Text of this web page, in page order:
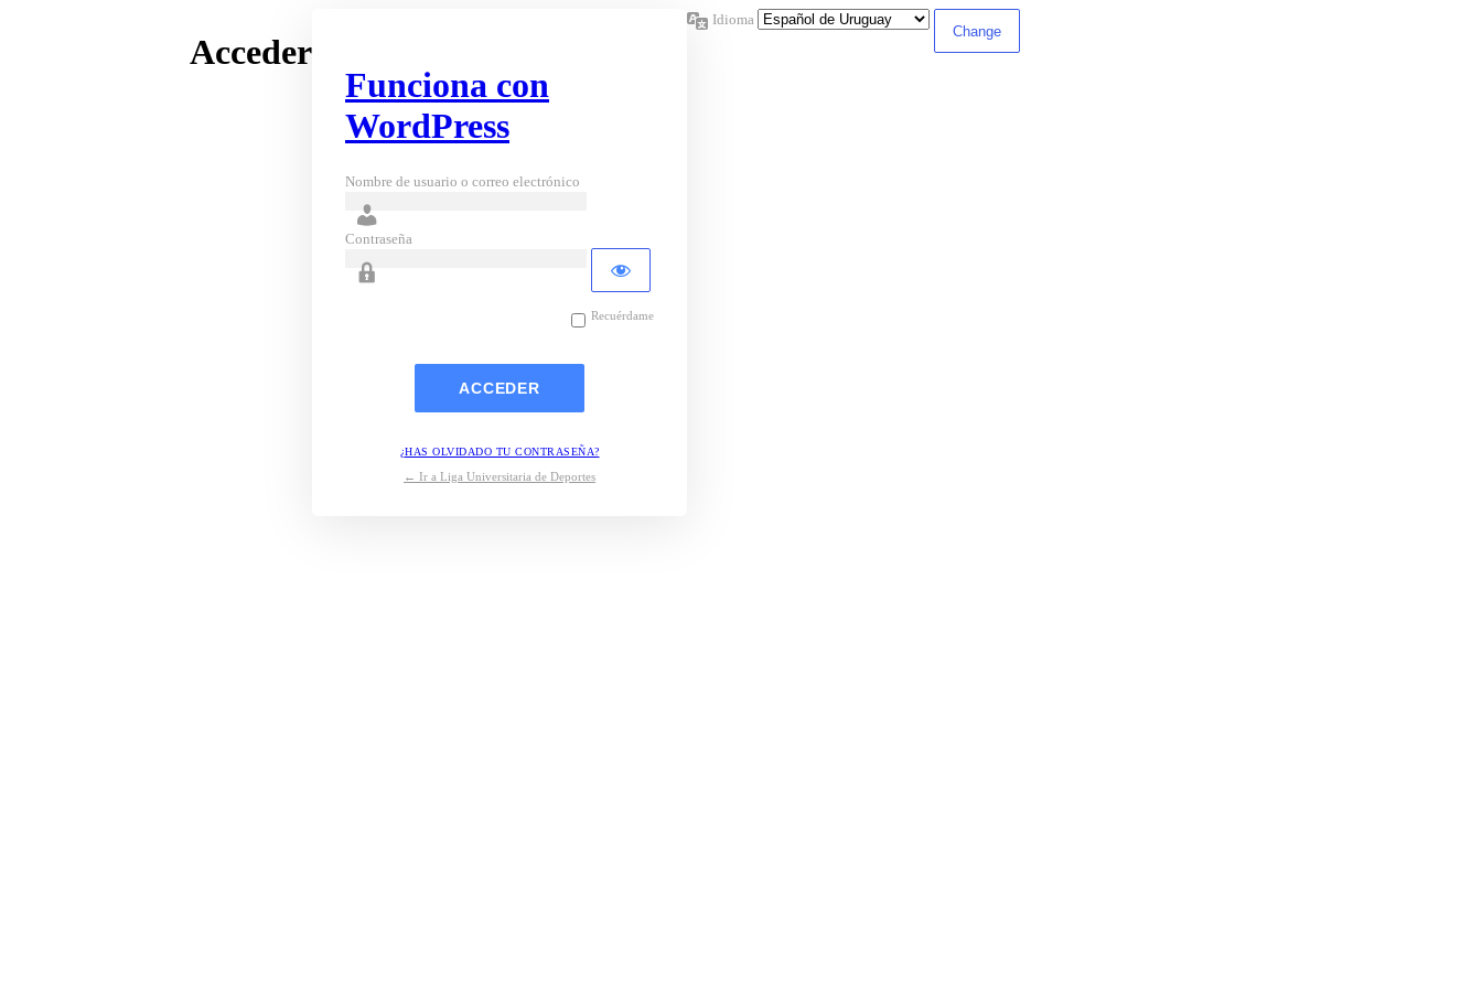
Acceder
Funciona con
WordPress
Nombre de usuario o correo electrónico
Contraseña
Recuérdame
¿HAS OLVIDADO TU CONTRASEÑA?
← Ir a Liga Universitaria de Deportes
Idioma